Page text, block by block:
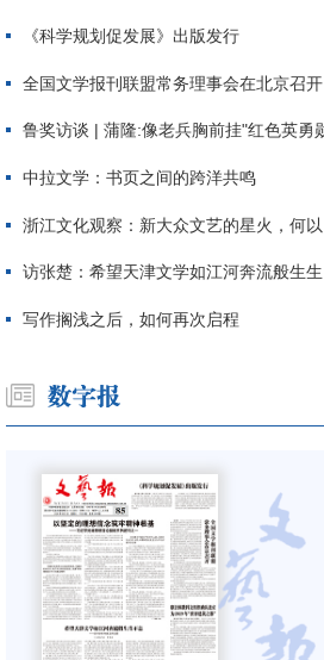
《科学规划促发展》出版发行
全国文学报刊联盟常务理事会在北京召开
鲁奖访谈 | 蒲隆:像老兵胸前挂"红色英勇勋
中拉文学：书页之间的跨洋共鸣
浙江文化观察：新大众文艺的星火，何以燎原？
访张楚：希望天津文学如江河奔流般生生不息
写作搁浅之后，如何再次启程